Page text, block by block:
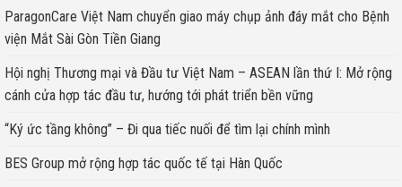
ParagonCare Việt Nam chuyển giao máy chụp ảnh đáy mắt cho Bệnh
viện Mắt Sài Gòn Tiền Giang
Hội nghị Thương mại và Đầu tư Việt Nam – ASEAN lần thứ I: Mở rộng
cánh cửa hợp tác đầu tư, hướng tới phát triển bền vững
“Ký ức tầng không” – Đi qua tiếc nuối để tìm lại chính mình
BES Group mở rộng hợp tác quốc tế tại Hàn Quốc